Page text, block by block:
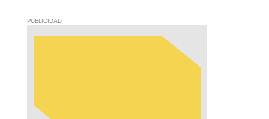
PUBLICIDAD